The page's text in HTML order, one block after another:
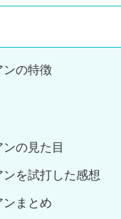
ンの特徴
の見た目
ンを試打した感想
ンまとめ